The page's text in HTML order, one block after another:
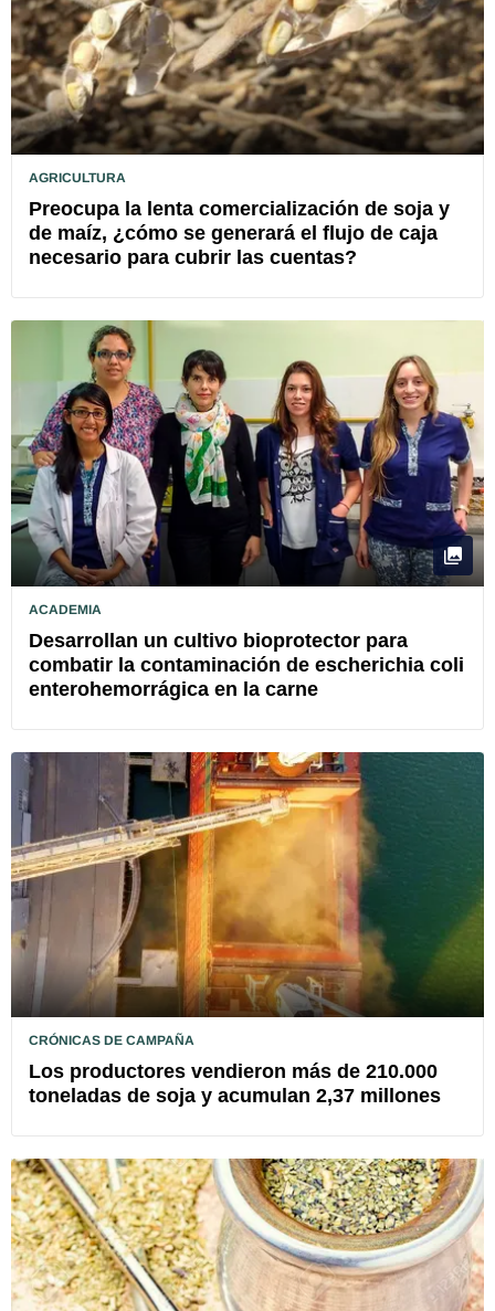
AGRICULTURA
Preocupa la lenta comercialización de soja y
de maíz, ¿cómo se generará el flujo de caja
necesario para cubrir las cuentas?
ACADEMIA
Desarrollan un cultivo bioprotector para
combatir la contaminación de escherichia coli
enterohemorrágica en la carne
CRÓNICAS DE CAMPAÑA
Los productores vendieron más de 210.000
toneladas de soja y acumulan 2,37 millones